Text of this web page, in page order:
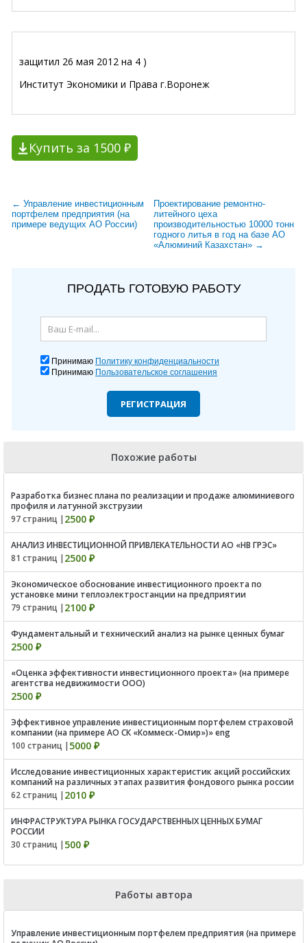
защитил 26 мая 2012 на 4 )
Институт Экономики и Права г.Воронеж
Купить за 1500 ₽
← Управление инвестиционным
портфелем предприятия (на
примере ведущих АО России)
Проектирование ремонтно-
литейного цеха
производительностью 10000 тонн
годного литья в год на базе АО
«Алюминий Казахстан» →
ПРОДАТЬ ГОТОВУЮ РАБОТУ
Принимаю Политику конфиденциальности
Принимаю Пользовательское соглашения
РЕГИСТРАЦИЯ
Похожие работы
Разработка бизнес плана по реализации и продаже алюминиевого
профиля и латунной экструзии
97 страниц | 2500 ₽
АНАЛИЗ ИНВЕСТИЦИОННОЙ ПРИВЛЕКАТЕЛЬНОСТИ АО «НВ ГРЭС»
81 страниц | 2500 ₽
Экономическое обоснование инвестиционного проекта по
установке мини теплоэлектростанции на предприятии
79 страниц | 2100 ₽
Фундаментальный и технический анализ на рынке ценных бумаг
2500 ₽
«Оценка эффективности инвестиционного проекта» (на примере
агентства недвижимости ООО)
2500 ₽
Эффективное управление инвестиционным портфелем страховой
компании (на примере АО СК «Коммеск-Омир»)» eng
100 страниц | 5000 ₽
Исследование инвестиционных характеристик акций российских
компаний на различных этапах развития фондового рынка россии
62 страниц | 2010 ₽
ИНФРАСТРУКТУРА РЫНКА ГОСУДАРСТВЕННЫХ ЦЕННЫХ БУМАГ
РОССИИ
30 страниц | 500 ₽
Работы автора
Управление инвестиционным портфелем предприятия (на примере